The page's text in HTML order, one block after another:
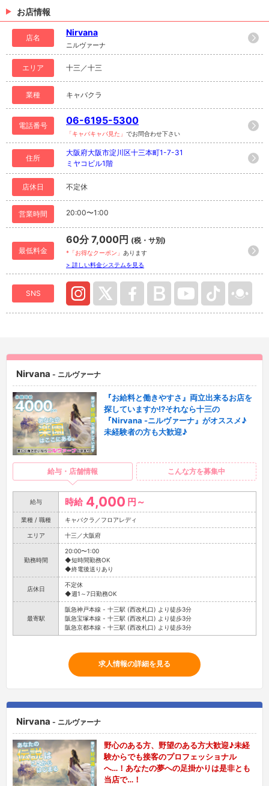
お店情報
店名
Nirvana
ニルヴァーナ
エリア 十三／十三
業種 キャバクラ
電話番号 06-6195-5300
「キャバキャバ見た」 でお問合わせ下さい
住所
大阪府大阪市淀川区十三本町1-7-31
ミヤコビル1階
店休日 不定休
営業時間 20:00〜1:00
最低料金
60分 7,000円 (税・サ別)
*「お得なクーポン」 あります
> 詳しい料金システムを見る
SNS
Nirvana - ニルヴァーナ
『お給料と働きやすさ』両立出来るお店を
探していますか!?それなら十三の
『Nirvana -ニルヴァーナ』がオススメ♪
未経験者の方も大歓迎♪
給与・店舗情報 こんな方を募集中
給与 時給 4,000 円～
業種 / 職種 キャバクラ／フロアレディ
エリア 十三／大阪府
勤務時間
20:00〜1:00
◆短時間勤務OK
◆終電後送りあり
店休日
不定休
◆週1～7日勤務OK
最寄駅
阪急神戸本線 - 十三駅 (西改札口) より徒歩3分
阪急宝塚本線 - 十三駅 (西改札口) より徒歩3分
阪急京都本線 - 十三駅 (西改札口) より徒歩3分
求人情報の詳細を見る
Nirvana - ニルヴァーナ
野心のある方、野望のある方大歓迎♪未経
験からでも接客のプロフェッショナル
へ…！あなたの夢への足掛かりは是非とも
当店で…！